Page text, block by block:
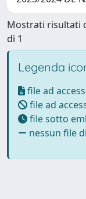
Mostrati risultati
di 1
Legenda
file ad
file ad
file sotto
nessun file